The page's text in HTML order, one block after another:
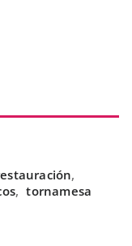
,
, tornamesa